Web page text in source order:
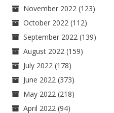
November 2022 (123)
October 2022 (112)
September 2022 (139)
August 2022 (159)
July 2022 (178)
June 2022 (373)
May 2022 (218)
April 2022 (94)